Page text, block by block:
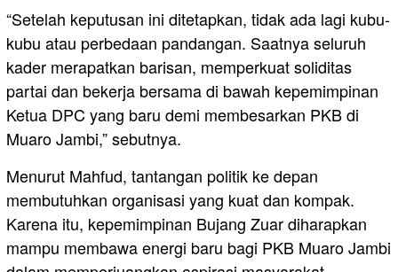
“Setelah keputusan ini ditetapkan, tidak ada lagi kubu-
kubu atau perbedaan pandangan. Saatnya seluruh
kader merapatkan barisan, memperkuat soliditas
partai dan bekerja bersama di bawah kepemimpinan
Ketua DPC yang baru demi membesarkan PKB di
Muaro Jambi,” sebutnya.
Menurut Mahfud, tantangan politik ke depan
membutuhkan organisasi yang kuat dan kompak.
Karena itu, kepemimpinan Bujang Zuar diharapkan
mampu membawa energi baru bagi PKB Muaro Jambi